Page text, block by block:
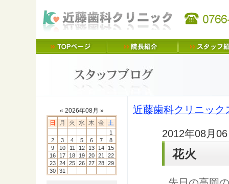
近藤歯科クリニック
2012年08月
花火
« 2026年08月 »
日
月 火 水 木 金 土
1
2
3 4 5 6 7
8
9
10 11 12 13 14
15
16
17 18 19 20 21
22
23 24 25 26 27 28 29
30 31